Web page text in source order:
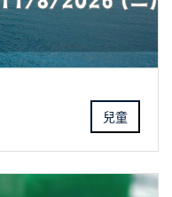
兒童